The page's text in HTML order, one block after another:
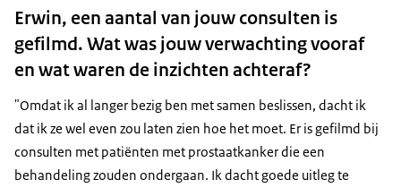
Erwin, een aantal van jouw consulten is
gefilmd. Wat was jouw verwachting vooraf
en wat waren de inzichten achteraf?
"Omdat ik al langer bezig ben met samen beslissen, dacht ik
dat ik ze wel even zou laten zien hoe het moet. Er is gefilmd bij
consulten met patiënten met prostaatkanker die een
behandeling zouden ondergaan. Ik dacht goede uitleg te